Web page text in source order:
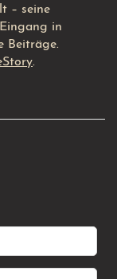
– seine
in
Beiträge.
.